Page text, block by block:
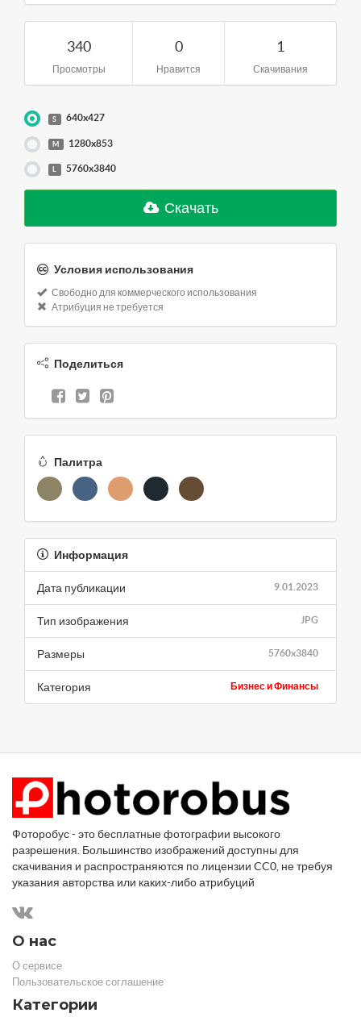
340
Просмотры
0
Нравится
1
Скачивания
S 640x427
M 1280x853
L 5760x3840
Скачать
Условия использования
Свободно для коммерческого использования
Атрибуция не требуется
Поделиться
Палитра
Информация
9.01.2023
Дата публикации
JPG
Тип изображения
5760x3840
Размеры
Бизнес и Финансы
Категория
Фоторобус - это бесплатные фотографии высокого
разрешения. Большинство изображений доступны для
скачивания и распространяются по лицензии CC0, не требуя
указания авторства или каких-либо атрибуций
О нас
О сервисе
Пользовательское соглашение
Категории